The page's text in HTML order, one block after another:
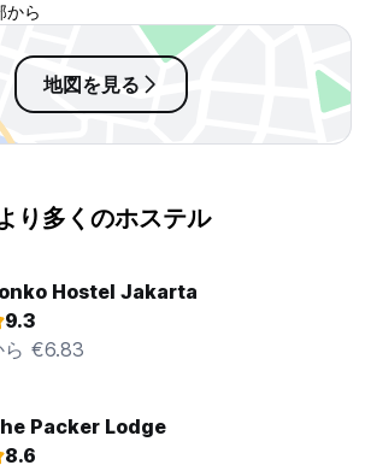
から
地図を見る
り多くのホステル
Hostel Jakarta
9.3
ら €6.83
Packer Lodge
8.6